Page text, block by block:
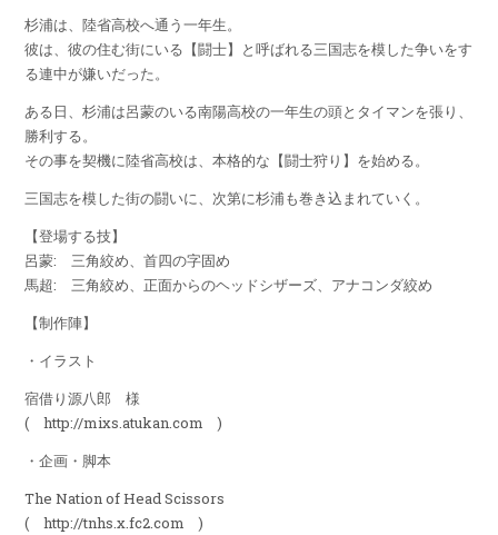
杉浦は、陸省高校へ通う一年生。
彼は、彼の住む街にいる【闘士】と呼ばれる三国志を模した争いをす
る連中が嫌いだった。
ある日、杉浦は呂蒙のいる南陽高校の一年生の頭とタイマンを張り、
勝利する。
その事を契機に陸省高校は、本格的な【闘士狩り】を始める。
三国志を模した街の闘いに、次第に杉浦も巻き込まれていく。
【登場する技】
呂蒙: 三角絞め、首四の字固め
馬超: 三角絞め、正面からのヘッドシザーズ、アナコンダ絞め
【制作陣】
・イラスト
宿借り源八郎 様
( http://mixs.atukan.com )
・企画・脚本
The Nation of Head Scissors
( http://tnhs.x.fc2.com )